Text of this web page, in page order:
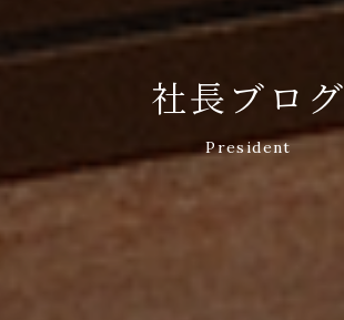
社長ブログ
President